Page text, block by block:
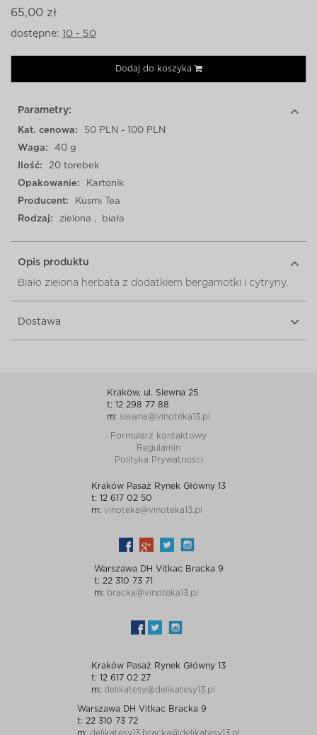
65,00 zł
dostępne: 10 - 50
Dodaj do koszyka
Parametry:
Kat. cenowa:
50 PLN - 100 PLN
Waga:
40 g
Ilość:
20 torebek
Opakowanie:
Kartonik
Producent:
Kusmi Tea
Rodzaj:
zielona , biała
Opis produktu
Biało zielona herbata z dodatkiem bergamotki i cytryny.
Dostawa
Kraków, ul. Siewna 25
t: 12 298 77 88
m: siewna@vinoteka13.pl
Formularz kontaktowy
Regulamin
Polityka Prywatności
Kraków Pasaż Rynek Główny 13
t: 12 617 02 50
m: vinoteka@vinoteka13.pl
Warszawa DH Vitkac Bracka 9
t: 22 310 73 71
m: bracka@vinoteka13.pl
Kraków Pasaż Rynek Główny 13
t: 12 617 02 27
m: delikatesy@delikatesy13.pl
Warszawa DH Vitkac Bracka 9
t: 22 310 73 72
m: delikatesy13.bracka@delikatesy13.pl